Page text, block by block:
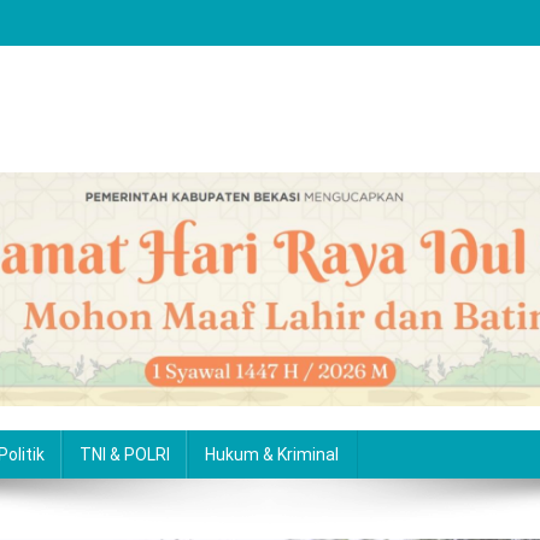
Politik TNI & POLRI Hukum & Kriminal